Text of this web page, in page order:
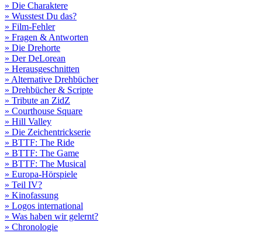
» Die Charaktere
» Wusstest Du das?
» Film-Fehler
» Fragen & Antworten
» Die Drehorte
» Der DeLorean
» Herausgeschnitten
» Alternative Drehbücher
» Drehbücher & Scripte
» Tribute an ZidZ
» Courthouse Square
» Hill Valley
» Die Zeichentrickserie
» BTTF: The Ride
» BTTF: The Game
» BTTF: The Musical
» Europa-Hörspiele
» Teil IV?
» Kinofassung
» Logos international
» Was haben wir gelernt?
» Chronologie